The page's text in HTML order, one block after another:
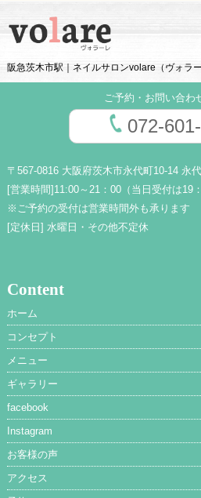
阪急茨木市駅｜ネイルサロンvolare（ヴォラー
ご予約・お問い合わ
072-
〒567-0816 大阪府茨木市永代町10-14 永
[営業時間] 11:00～21：00（当日受付は19：
※ご予約の受付は営業時間外も承ります
[定休日] 水曜日・その他不定休
Content
ホーム
コンセプト
メニュー
ギャラリー
facebook
Instagram
お客様の声
アクセス